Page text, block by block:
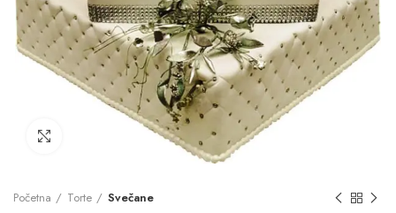
Početna Torte Svečane